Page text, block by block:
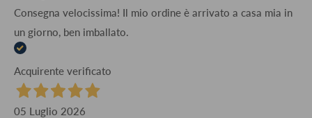
Consegna velocissima! Il mio ordine è arrivato a casa mia in
un giorno, ben imballato.
Acquirente verificato
05 Luglio 2026